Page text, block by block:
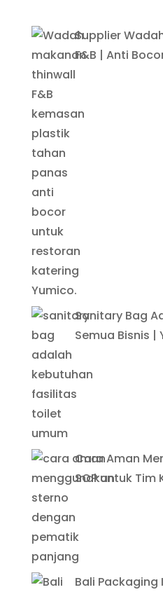
Supplier
F&B | Anti
Sanitary Bag
Semua Bisnis |
Cara Aman
SOP untuk Tim
Bali Packaging